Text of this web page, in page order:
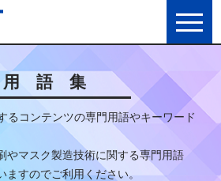
用 語 集
るコンテンツの専門用語やキーワード
やマスク製造技術に関する専門用語
すのでご利用ください。